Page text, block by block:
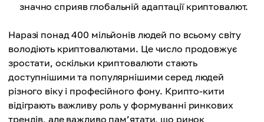
значно сприяв глобальній адаптації криптовалют.
Наразі понад 400 мільйонів людей по всьому світу
володіють криптовалютами. Це число продовжує
зростати, оскільки криптовалюти стають
доступнішими та популярнішими серед людей
різного віку і професійного фону. Крипто-кити
відіграють важливу роль у формуванні ринкових
трендів, але важливо пам’ятати, що ринок